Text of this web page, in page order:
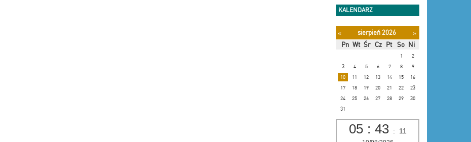
KALENDARZ
« sierpień 2026
»
Pn Wt Śr Cz Pt So Ni
1
2
3
4 5 6 7 8
9
10
11 12 13 14 15
16
17
18 19 20 21 22
23
24
25 26 27 28 29
30
31
05 : 43 : 12